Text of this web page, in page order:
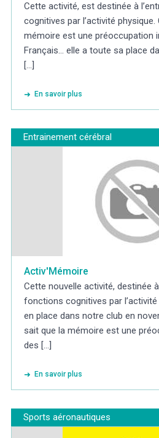
Cette activité, est destinée à
cognitives par l’activité
mémoire est une préoccupation
Français... elle a toute sa place
[...]
En savoir plus
Entrainement cérébral
Activ'Mémoire
Cette nouvelle activité, destinée
fonctions cognitives par
en place dans notre club en
sait que la mémoire est une
des [...]
En savoir plus
Sports aéronautiques